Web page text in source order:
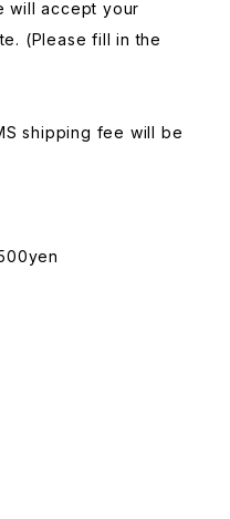
will accept your
(Please fill in the
shipping fee will be